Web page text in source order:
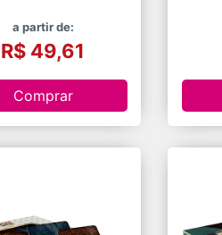
a partir de:
R$ 49,61
Comprar